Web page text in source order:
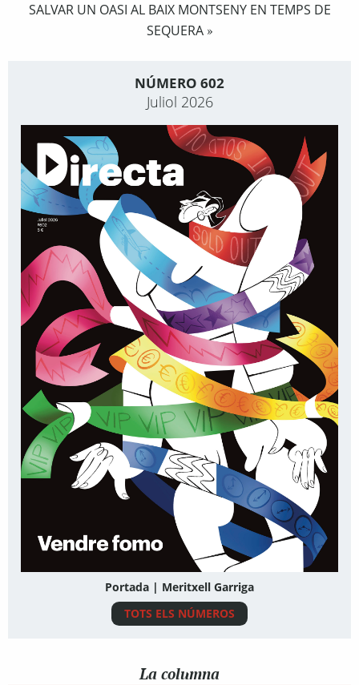
SALVAR UN OASI AL BAIX MONTSENY EN TEMPS DE
SEQUERA»
NÚMERO 602
Juliol 2026
Portada | Meritxell Garriga
TOTS ELS NÚMEROS
La columna